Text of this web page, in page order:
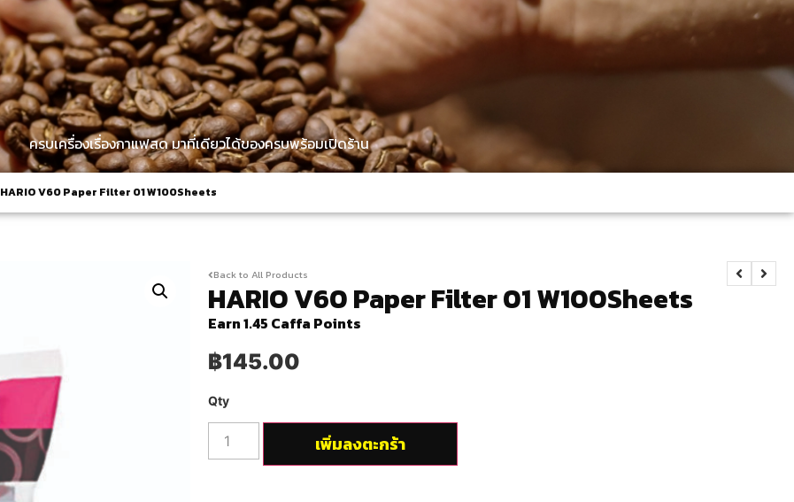
ครบเครื่องเรื่องกาแฟสด มาที่เดียวได้ของครบพร้อมเปิดร้าน
HARIO V60 Paper Filter 01 W100Sheets
Back to All Products
HARIO V60 Paper Filter 01 W100Sheets
Earn 1.45 Caffa Points
฿145.00
เพิ่มลงตะกร้า